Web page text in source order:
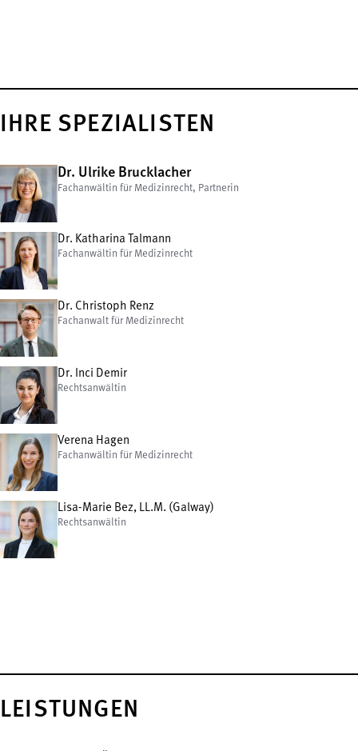
IHRE SPEZIALISTEN
Dr. Ulrike Brucklacher
Fachanwältin für Medizinrecht, Partnerin
Dr. Katharina Talmann
Fachanwältin für Medizinrecht
Dr. Christoph Renz
Fachanwalt für Medizinrecht
Dr. Inci Demir
Rechtsanwältin
Verena Hagen
Fachanwältin für Medizinrecht
Lisa-Marie Bez, LL.M. (Galway)
Rechtsanwältin
LEISTUNGEN